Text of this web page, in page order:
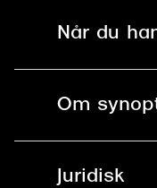
Spørgsmål
Brillerens
Når du
Om
Juridisk